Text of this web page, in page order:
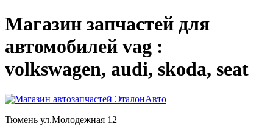
Магазин запчастей для
автомобилей vag :
volkswagen, audi, skoda, seat
Тюмень ул.Молодежная 12